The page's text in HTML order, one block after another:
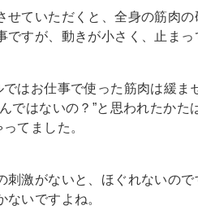
せていただくと、全身の筋肉
ですが、動きが小さく、止ま
はお仕事で使った筋肉は緩ま
ではないの？”と思われたかた
てました。
刺激がないと、ほぐれないので
ないですよね。